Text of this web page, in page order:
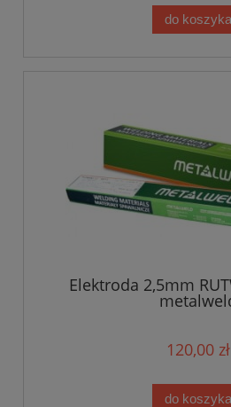
do koszyka
Elektroda 2,5mm
120,00 zł
do koszyka